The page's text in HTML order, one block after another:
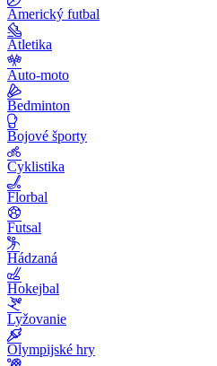
Americký futbal
Atletika
Auto-moto
Bedminton
Bojové športy
Cyklistika
Florbal
Futsal
Hádzaná
Hokejbal
Lyžovanie
Olympijské hry